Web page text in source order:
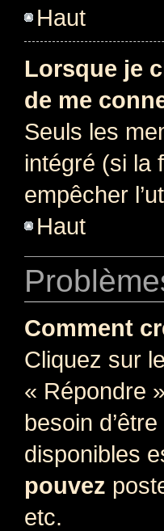
Haut
Lorsque je
de me
Seuls les
intégré (si la
empêcher
Haut
Comment
Cliquez sur
« Répondre
besoin
disponibles
pouvez
etc.